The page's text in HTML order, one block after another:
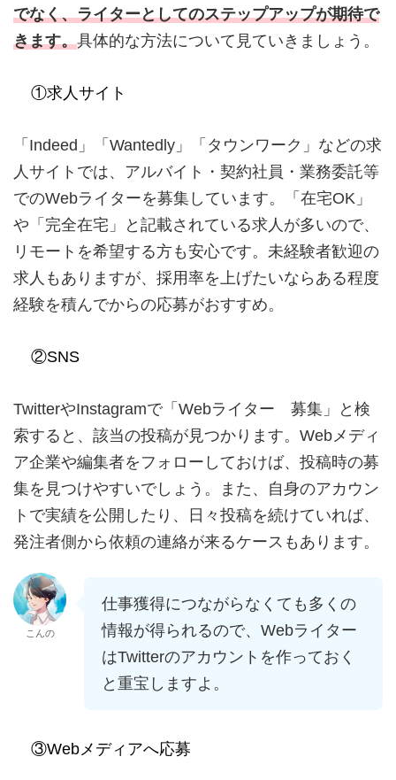
でなく、ライターとしてのステップアップが期待で
きます。具体的な方法について見ていきましょう。
①求人サイト
「Indeed」「Wantedly」「タウンワーク」などの求
人サイトでは、アルバイト・契約社員・業務委託等
でのWebライターを募集しています。「在宅OK」
や「完全在宅」と記載されている求人が多いので、
リモートを希望する方も安心です。未経験者歓迎の
求人もありますが、採用率を上げたいならある程度
経験を積んでからの応募がおすすめ。
②SNS
TwitterやInstagramで「Webライター 募集」と検
索すると、該当の投稿が見つかります。Webメディ
ア企業や編集者をフォローしておけば、投稿時の募
集を見つけやすいでしょう。また、自身のアカウン
トで実績を公開したり、日々投稿を続けていれば、
発注者側から依頼の連絡が来るケースもあります。
こんの
仕事獲得につながらなくても多くの
情報が得られるので、Webライター
はTwitterのアカウントを作っておく
と重宝しますよ。
③Webメディアへ応募